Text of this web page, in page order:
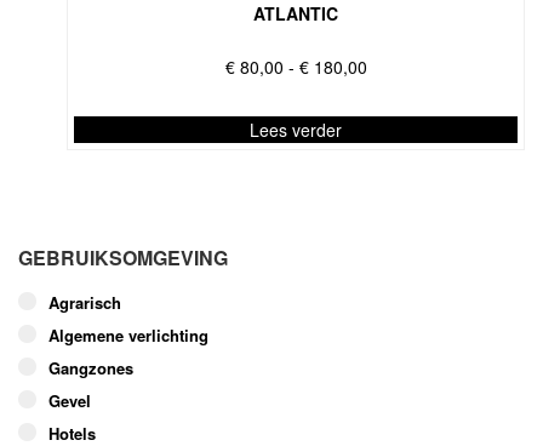
ATLANTIC
€80,00 - €180,00Prijsklasse:
tot
€ 180,00
Lees verder
variaties.
optie
kan
gekozen
worden
op
GEBRUIKSOMGEVING
Agrarisch
Algemene verlichting
Gangzones
Gevel
Hotels